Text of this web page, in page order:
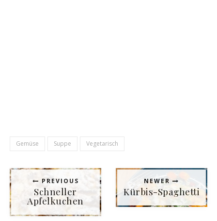
Gemüse Suppe Vegetarisch
PREVIOUS
Schneller
Apfelkuchen
NEWER
Kürbis-Spaghetti